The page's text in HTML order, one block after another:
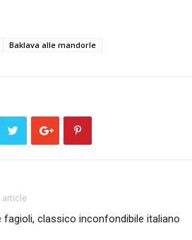
Baklava alle mandorle
article
fagioli, classico inconfondibile italiano